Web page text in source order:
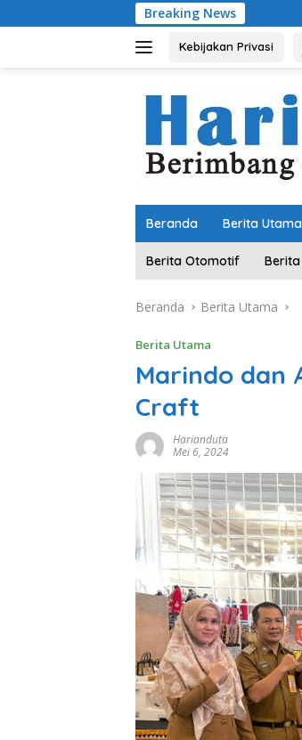
ke
Breaking NewsKomitmen
Kebijakan Privasi
Beranda Berita Utama
Berita Otomotif
Beranda Berita Utama
Berita Utama
Marindo dan
Craft
Harianduta
Mei 6, 2024